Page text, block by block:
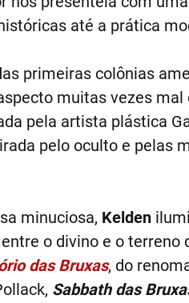
até a prática
primeiras colônias
muitas vezes mal
pela artista plástica
pelo oculto e pelas
minuciosa, Kelden
o divino e o terreno
das Bruxas, do
Sabbath das